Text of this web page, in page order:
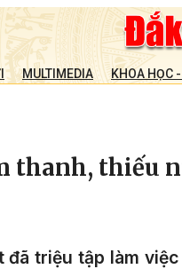
MULTIMEDIA KHOA HỌC
thanh, thiếu
đã triệu tập làm